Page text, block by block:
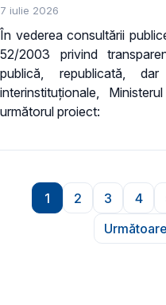
7 iulie 2026
În vederea consultării
52/2003 privind
publică, republicată,
interinstituționale,
următorul proiect:
Paginare
Pagina
1
Pagina
2
Pagina
3 4